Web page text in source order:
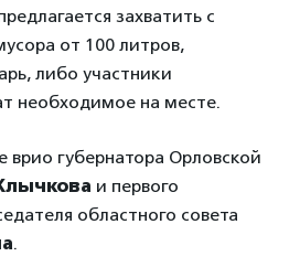
захватить с
от 100 литров,
либо участники
необходимое на месте.
врио губернатора Орловской
и первого
областного совета
.